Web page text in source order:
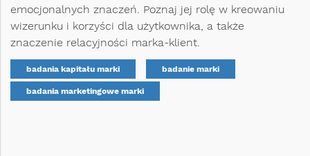
emocjonalnych znaczeń. Poznaj jej rolę w kreowaniu
wizerunku i korzyści dla użytkownika, a także
znaczenie relacyjności marka-klient.
badania kapitału marki badanie marki
badania marketingowe marki